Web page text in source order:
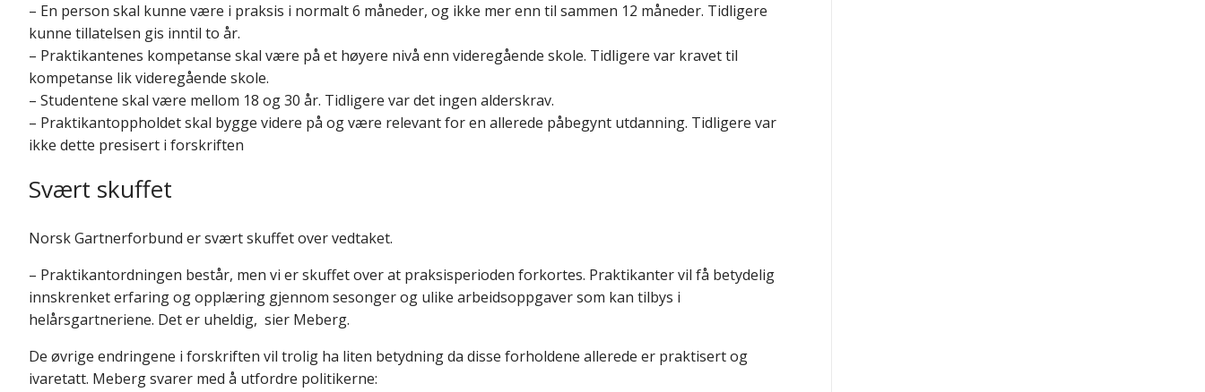
– En person skal kunne være i praksis i normalt 6 måneder, og ikke mer enn til sammen 12 måneder. Tidligere
kunne tillatelsen gis inntil to år.
– Praktikantenes kompetanse skal være på et høyere nivå enn videregående skole. Tidligere var kravet til
kompetanse lik videregående skole.
– Studentene skal være mellom 18 og 30 år. Tidligere var det ingen alderskrav.
– Praktikantoppholdet skal bygge videre på og være relevant for en allerede påbegynt utdanning. Tidligere var
ikke dette presisert i forskriften
Svært skuffet
Norsk Gartnerforbund er svært skuffet over vedtaket.
– Praktikantordningen består, men vi er skuffet over at praksisperioden forkortes. Praktikanter vil få betydelig
innskrenket erfaring og opplæring gjennom sesonger og ulike arbeidsoppgaver som kan tilbys i
helårsgartneriene. Det er uheldig, sier Meberg.
De øvrige endringene i forskriften vil trolig ha liten betydning da disse forholdene allerede er praktisert og
ivaretatt. Meberg svarer med å utfordre politikerne: